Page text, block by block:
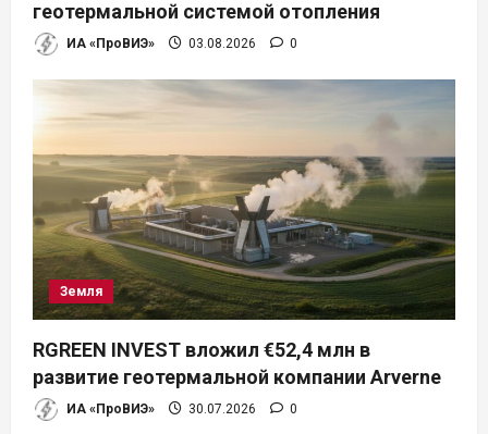
геотермальной системой отопления
ИА «ПроВИЭ» 03.08.2026 0
Земля
RGREEN INVEST вложил €52,4 млн в
развитие геотермальной компании Arverne
ИА «ПроВИЭ» 30.07.2026 0